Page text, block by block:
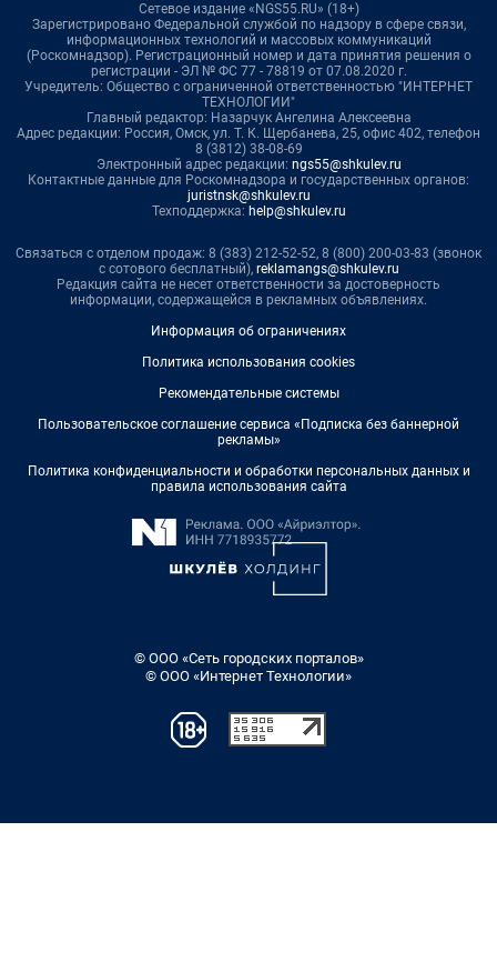
Сетевое издание «NGS55.RU» (18+)
Зарегистрировано Федеральной службой по надзору в сфере связи,
информационных технологий и массовых коммуникаций
(Роскомнадзор). Регистрационный номер и дата принятия решения о
регистрации - ЭЛ № ФС 77 - 78819 от 07.08.2020 г.
Учредитель: Общество с ограниченной ответственностью "ИНТЕРНЕТ
ТЕХНОЛОГИИ"
Главный редактор: Назарчук Ангелина Алексеевна
Адрес редакции: Россия, Омск, ул. Т. К. Щербанева, 25, офис 402, телефон
8 (3812) 38-08-69
Электронный адрес редакции: ngs55@shkulev.ru
Контактные данные для Роскомнадзора и государственных органов:
juristnsk@shkulev.ru
Техподдержка: help@shkulev.ru
Связаться с отделом продаж: 8 (383) 212-52-52, 8 (800) 200-03-83 (звонок
с сотового бесплатный), reklamangs@shkulev.ru
Редакция сайта не несет ответственности за достоверность
информации, содержащейся в рекламных объявлениях.
Информация об ограничениях
Политика использования cookies
Рекомендательные системы
Пользовательское соглашение сервиса «Подписка без баннерной
рекламы»
Политика конфиденциальности и обработки персональных данных и
правила использования сайта
© ООО «Сеть городских порталов»
© ООО «Интернет Технологии»